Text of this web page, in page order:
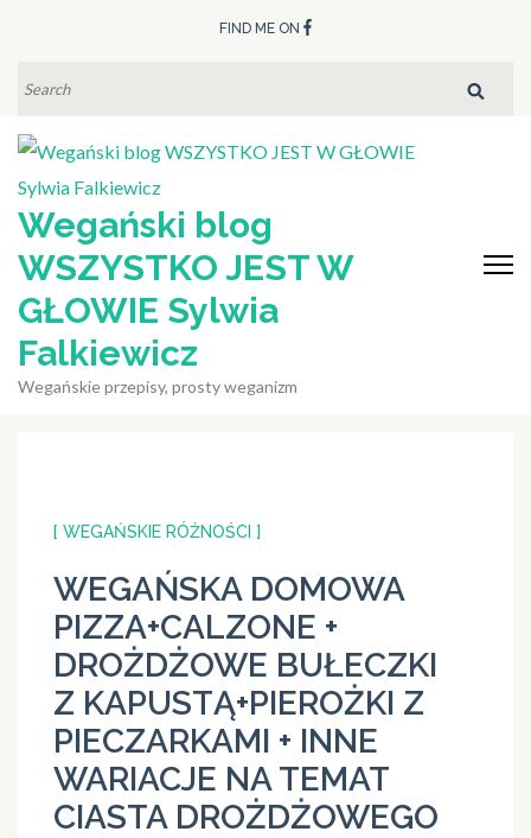
content
(Press
Enter)
FIND ME ON
Wegański blog
WSZYSTKO JEST W
GŁOWIE Sylwia
Falkiewicz
Wegańskie przepisy, prosty weganizm
[ WEGAŃSKIE RÓŻNOŚCI ]
WEGAŃSKA DOMOWA
PIZZA+CALZONE +
DROŻDŻOWE BUŁECZKI
Z KAPUSTĄ+PIEROŻKI Z
PIECZARKAMI + INNE
WARIACJE NA TEMAT
CIASTA DROŻDŻOWEGO